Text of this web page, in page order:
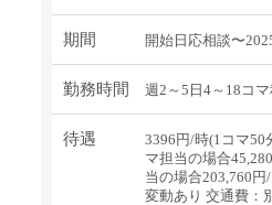
期間 開始日応相談〜
勤務時間 週2～5日4～18コ
待遇
3396円/時(1コマ50
マ担当の場合
当の場合203,760
変動あり 交通費：